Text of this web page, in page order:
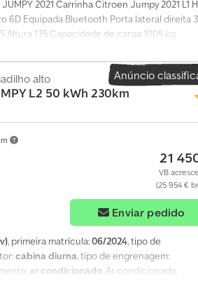
2021 Carrinha Citroen Jumpy 2021 L1
6D Equipada Bluetooth Porta lateral direita 3
Altura 135 Capacidade de carga 1005 kg
IVA
Anúncio
alto
L2 50 kWh 230km
21
VB
(25 954 €
Enviar pedido
, primeira matrícula:06/2024, tipo de
cabina diurna, tipo de engrenagem:
ar condicionado, Ar condicionado,
automática, tipo de carroçaria: alongada, L2